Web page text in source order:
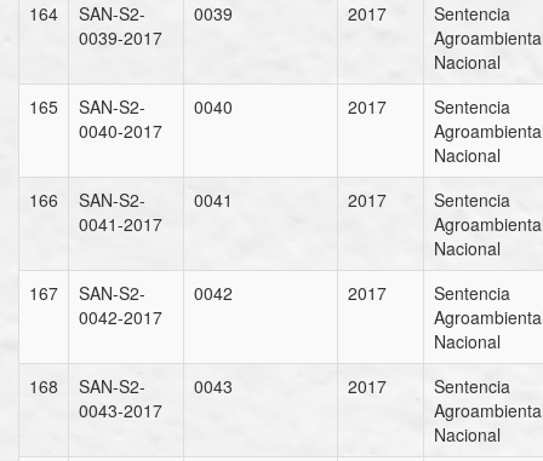
164
SAN-S2-
0039-2017
0039 2017
Sentencia
Nacional
165
SAN-S2-
0040-2017
0040 2017
Sentencia
Nacional
166
SAN-S2-
0041-2017
0041 2017
Sentencia
Nacional
167
SAN-S2-
0042-2017
0042 2017
Sentencia
Nacional
168
SAN-S2-
0043-2017
0043 2017
Sentencia
Nacional